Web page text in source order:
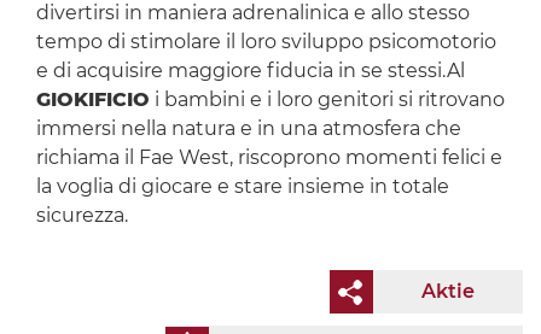
divertirsi in maniera adrenalinica e allo stesso
tempo di stimolare il loro sviluppo psicomotorio
e di acquisire maggiore fiducia in se stessi.Al
GIOKIFICIO i bambini e i loro genitori si ritrovano
immersi nella natura e in una atmosfera che
richiama il Fae West, riscoprono momenti felici e
la voglia di giocare e stare insieme in totale
sicurezza.
Aktie